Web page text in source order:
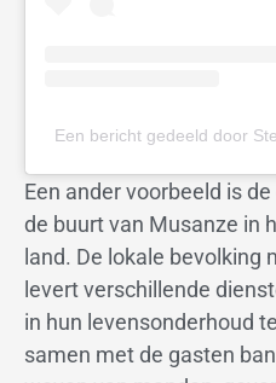
Een bericht gedeeld door
Een ander voorbeeld is
de buurt van Musanze in
land. De lokale bevolking
levert verschillende
in hun levensonderhoud
samen met de gasten